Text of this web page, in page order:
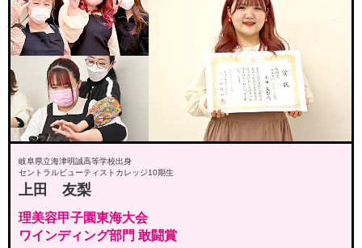
岐阜県立海津明誠高等学校出身
セントラルビューティストカレッジ10期生
上田 友梨
理美容甲子園東海大会
ワインディング部門 敢闘賞